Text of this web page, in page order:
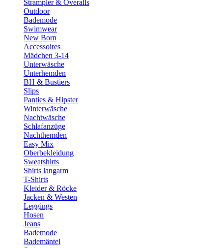
Strampler & Overalls
Outdoor
Bademode
Swimwear
New Born
Accessoires
Mädchen 3-14
Unterwäsche
Unterhemden
BH & Bustiers
Slips
Panties & Hipster
Winterwäsche
Nachtwäsche
Schlafanzüge
Nachthemden
Easy Mix
Oberbekleidung
Sweatshirts
Shirts langarm
T-Shirts
Kleider & Röcke
Jacken & Westen
Leggings
Hosen
Jeans
Bademode
Bademäntel